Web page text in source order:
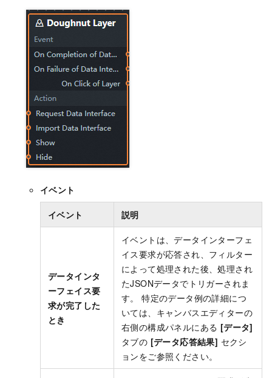
イベント
イベント 説明
データインタ
ーフェイス要
求が完了した
とき
イベントは、データインターフェ
イス要求が応答され、フィルター
によって処理された後、処理され
たJSONデータでトリガーされま
す。 特定のデータ例の詳細につ
いては、キャンバスエディターの
右側の構成パネルにある [データ]
タブの [データ応答結果] セクシ
ョンをご参照ください。